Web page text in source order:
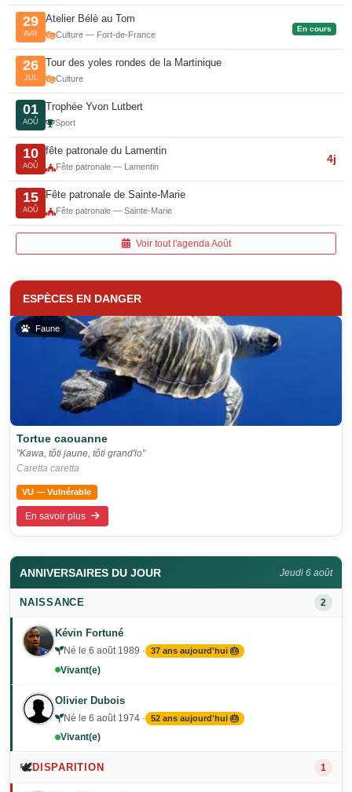
29
AVR
Atelier Bélè au Tom
Culture — Fort-de-France
En cours
26
JUL
Tour des yoles rondes de la Martinique
Culture
01
AOÛ
Trophée Yvon Lutbert
Sport
10
AOÛ
fête patronale du Lamentin
Fête patronale — Lamentin
4j
15
AOÛ
Fête patronale de Sainte-Marie
Fête patronale — Sainte-Marie
Voir tout l'agenda Août
ESPÈCES EN DANGER
Faune
Tortue caouanne
"Kawa, tôti jaune, tôti grand'lo"
Caretta caretta
VU — Vulnérable
En savoir plus
ANNIVERSAIRES DU JOUR Jeudi 6 août
NAISSANCE 2
Kévin Fortuné
Né le 6 août 1989 · 37 ans aujourd'hui 🎂
Vivant(e)
Olivier Dubois
Né le 6 août 1974 · 52 ans aujourd'hui 🎂
Vivant(e)
🕊️DISPARITION 1